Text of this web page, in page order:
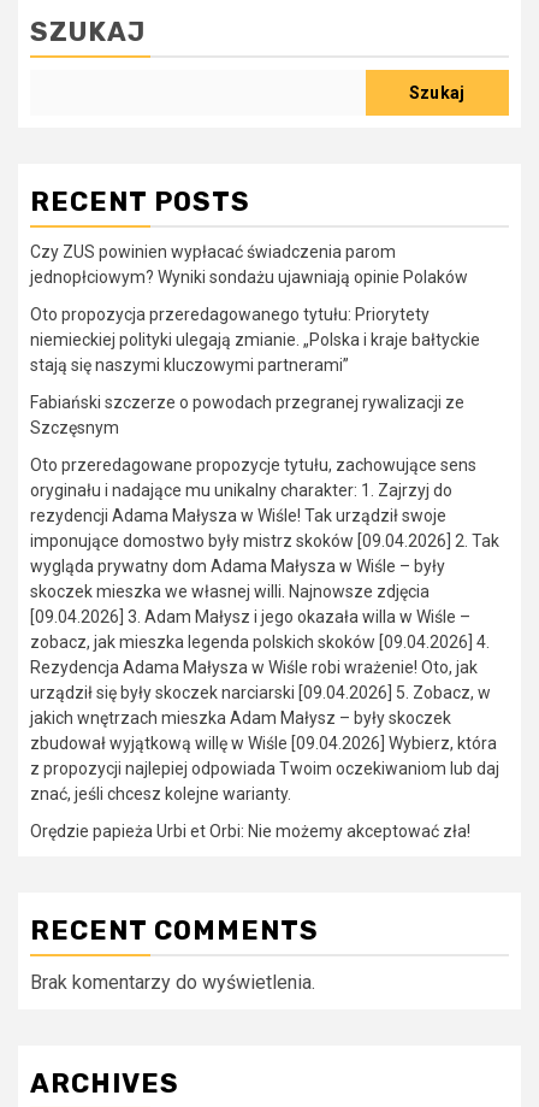
SZUKAJ
Szukaj
RECENT POSTS
Czy ZUS powinien wypłacać świadczenia parom
jednopłciowym? Wyniki sondażu ujawniają opinie Polaków
Oto propozycja przeredagowanego tytułu: Priorytety
niemieckiej polityki ulegają zmianie. „Polska i kraje bałtyckie
stają się naszymi kluczowymi partnerami”
Fabiański szczerze o powodach przegranej rywalizacji ze
Szczęsnym
Oto przeredagowane propozycje tytułu, zachowujące sens
oryginału i nadające mu unikalny charakter: 1. Zajrzyj do
rezydencji Adama Małysza w Wiśle! Tak urządził swoje
imponujące domostwo były mistrz skoków [09.04.2026] 2. Tak
wygląda prywatny dom Adama Małysza w Wiśle – były
skoczek mieszka we własnej willi. Najnowsze zdjęcia
[09.04.2026] 3. Adam Małysz i jego okazała willa w Wiśle –
zobacz, jak mieszka legenda polskich skoków [09.04.2026] 4.
Rezydencja Adama Małysza w Wiśle robi wrażenie! Oto, jak
urządził się były skoczek narciarski [09.04.2026] 5. Zobacz, w
jakich wnętrzach mieszka Adam Małysz – były skoczek
zbudował wyjątkową willę w Wiśle [09.04.2026] Wybierz, która
z propozycji najlepiej odpowiada Twoim oczekiwaniom lub daj
znać, jeśli chcesz kolejne warianty.
Orędzie papieża Urbi et Orbi: Nie możemy akceptować zła!
RECENT COMMENTS
Brak komentarzy do wyświetlenia.
ARCHIVES